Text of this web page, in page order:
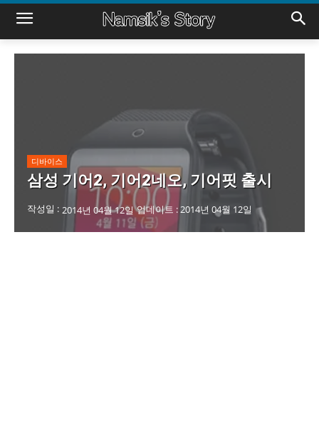
디바이스
삼성 기어2, 기어2네오, 기어핏 출시
작성일 : 2014년 04월 12일 업데이트 :2014년 04월 12일